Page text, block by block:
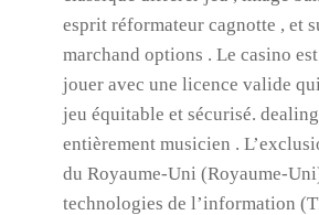
esprit réformateur cagnotte , et
marchand options . Le casino
jouer avec une licence valide
jeu équitable et sécurisé.
entièrement musicien .
du Royaume-Uni (Royaume-
technologies de l’information